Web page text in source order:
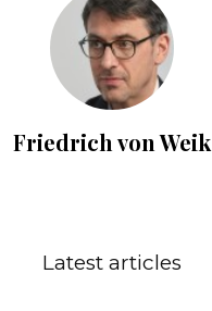
Friedrich von Weik
Latest articles